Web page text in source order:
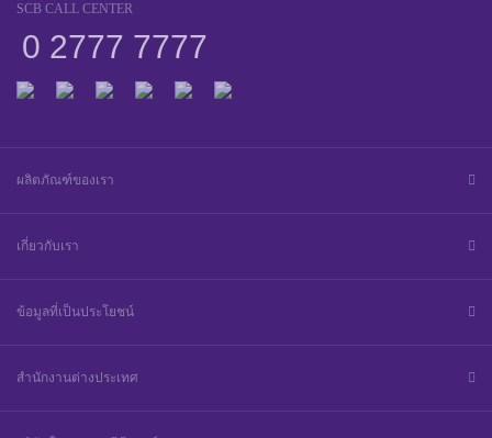
SCB CALL CENTER
0 2777 7777
ผลิตภัณฑ์ของเรา
เกี่ยวกับเรา
ข้อมูลที่เป็นประโยชน์
สำนักงานต่างประเทศ